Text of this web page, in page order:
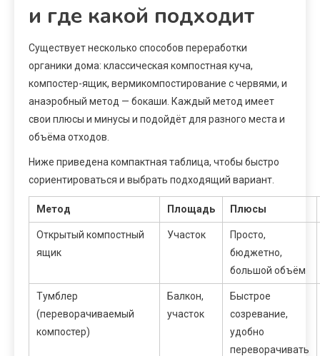
и где какой подходит
Существует несколько способов переработки
органики дома: классическая компостная куча,
компостер-ящик, вермикомпостирование с червями, и
анаэробный метод — бокаши. Каждый метод имеет
свои плюсы и минусы и подойдёт для разного места и
объёма отходов.
Ниже приведена компактная таблица, чтобы быстро
сориентироваться и выбрать подходящий вариант.
Метод Площадь Плюсы
Открытый компостный
ящик
Участок
Просто,
бюджетно,
большой объём
Тумблер
(переворачиваемый
компостер)
Балкон,
участок
Быстрое
созревание,
удобно
переворачивать